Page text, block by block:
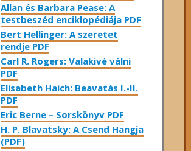
Allan és Barbara Pease: A
testbeszéd enciklopédiája PDF
Bert Hellinger: A ​szeretet
rendje PDF
Carl R. Rogers: Valakivé válni
PDF
Elisabeth Haich: Beavatás I.-II.
PDF
Eric Berne – Sorskönyv PDF
H. P. Blavatsky: A Csend Hangja
(PDF)